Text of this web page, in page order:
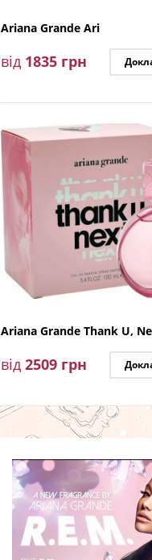
Ariana Grande Ari
від 1835 грн
Ariana Grande Thank U,
від 2509 грн